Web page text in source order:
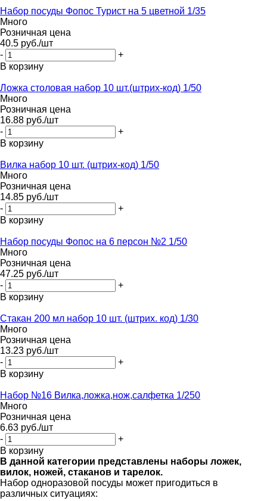
Набор посуды Фопос Турист на 5 цветной 1/35
Много
Розничная цена
40.5 руб./шт
-
+
В корзину
Ложка столовая набор 10 шт.(штрих-код) 1/50
Много
Розничная цена
16.88 руб./шт
-
+
В корзину
Вилка набор 10 шт. (штрих-код) 1/50
Много
Розничная цена
14.85 руб./шт
-
+
В корзину
Набор посуды Фопос на 6 персон №2 1/50
Много
Розничная цена
47.25 руб./шт
-
+
В корзину
Стакан 200 мл набор 10 шт. (штрих. код) 1/30
Много
Розничная цена
13.23 руб./шт
-
+
В корзину
Набор №16 Вилка,ложка,нож,салфетка 1/250
Много
Розничная цена
6.63 руб./шт
-
+
В корзину
В данной категории представлены наборы ложек,
вилок, ножей, стаканов и тарелок.
Набор одноразовой посуды может пригодиться в
различных ситуациях: